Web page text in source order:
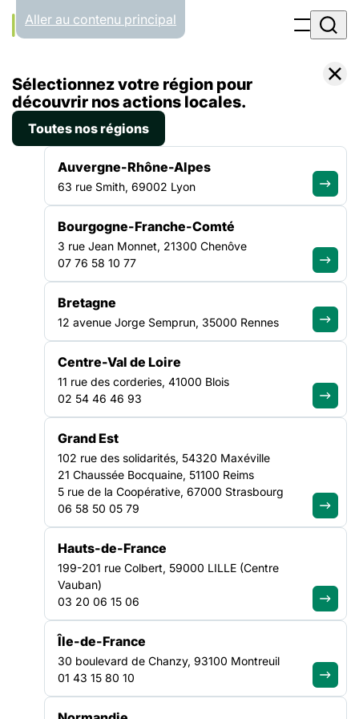
Panneau de gestion des cookies
Aller au contenu principal
Accueil Liste des actualités Découvrez les 6 structures des Pays de la Loire qui expérimentent la mise en place d’une transition écologique juste !
ACTUALITÉ|4 MARS 2025
Découvrez les 6 structures
des Pays de la Loire qui
expérimentent la mise en
place d’une transition
écologique juste !
L’expérimentation lancée fin 2024 se poursuit pour les
structures qui ont candidaté au projet porté par la FAS,
l’ADEME et le Pacte des solidarités en Pays de la Loire. 6
structures des Pays de la Loire des champs de
l’hébergement, du logement et de l’insertion par l’activité
économique ont répondu à notre appel à mobilisation.
TRANSITION ÉCOLOGIQUE
NATIONAL
Sélectionnez votre région pour
découvrir nos actions locales.
Toutes nos régions
Auvergne-Rhône-Alpes
63 rue Smith, 69002 Lyon
Bourgogne-Franche-Comté
3 rue Jean Monnet, 21300 Chenôve
07 76 58 10 77
Bretagne
12 avenue Jorge Semprun, 35000 Rennes
Centre-Val de Loire
11 rue des corderies, 41000 Blois
02 54 46 46 93
Grand Est
102 rue des solidarités, 54320 Maxéville
21 Chaussée Bocquaine, 51100 Reims
5 rue de la Coopérative, 67000 Strasbourg
06 58 50 05 79
Hauts-de-France
199-201 rue Colbert, 59000 LILLE (Centre
Vauban)
03 20 06 15 06
Île-de-France
30 boulevard de Chanzy, 93100 Montreuil
01 43 15 80 10